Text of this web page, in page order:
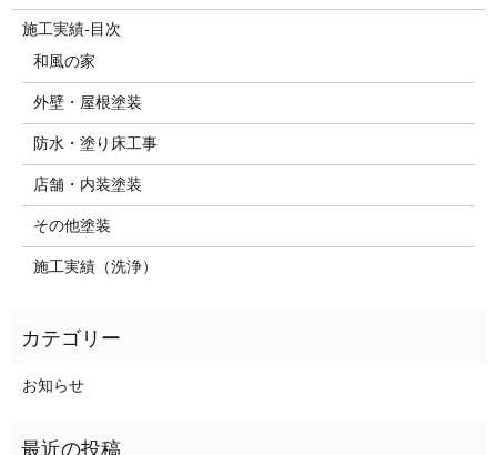
施工実績-目次
和風の家
外壁・屋根塗装
防水・塗り床工事
店舗・内装塗装
その他塗装
施工実績（洗浄）
お知らせ